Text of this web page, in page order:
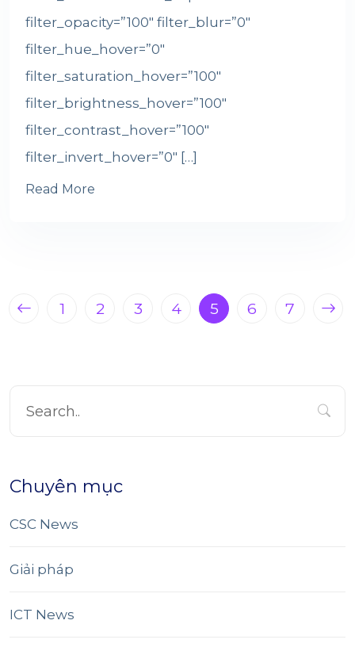
filter_opacity=”100″ filter_blur=”0″
filter_hue_hover=”0″
filter_saturation_hover=”100″
filter_brightness_hover=”100″
filter_contrast_hover=”100″
filter_invert_hover=”0″ […]
Read More
1 2 3 4 5 6 7
Chuyên mục
CSC News
Giải pháp
ICT News